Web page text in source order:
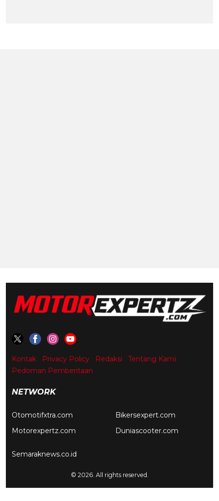
Kontak Privacy Policy Redaksi
Tentang Kami
Pedoman Pemberitaan
NETWORK
Otomotifxtra.com
Motorexpertz.com
Bikersexpert.com
Duniascooter.com
Semaraknews.co.id
© 2026. All rights reserved.